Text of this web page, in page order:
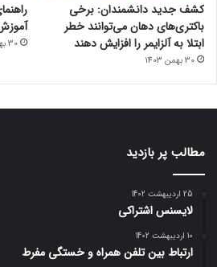
کشف جدید دانشمندان: برخی
باکتری‌های دهان می‌توانند خطر
ابتلا به آلزایمر را افزایش دهند
30 بهمن 1403
30 بهمن 1403
مطالب پر بازدید
25 اردیبهشت 1402
لایسنس اشتراکی
10 اردیبهشت 1402
ارتباط بین تلفن همراه و خستگی مفرط